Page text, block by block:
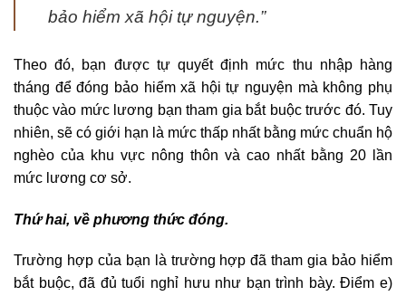
bảo hiểm xã hội tự nguyện.”
Theo đó, bạn được tự quyết định mức thu nhập hàng
tháng để đóng bảo hiểm xã hội tự nguyện mà không phụ
thuộc vào mức lương bạn tham gia bắt buộc trước đó. Tuy
nhiên, sẽ có giới hạn là mức thấp nhất bằng mức chuẩn hộ
nghèo của khu vực nông thôn và cao nhất bằng 20 lần
mức lương cơ sở.
Thứ hai, về phương thức đóng.
Trường hợp của bạn là trường hợp đã tham gia bảo hiểm
bắt buộc, đã đủ tuổi nghỉ hưu như bạn trình bày. Điểm e)